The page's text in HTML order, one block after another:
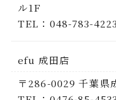
ル1F
TEL：048-783-4223
efu 成田店
〒286-0029 千葉県